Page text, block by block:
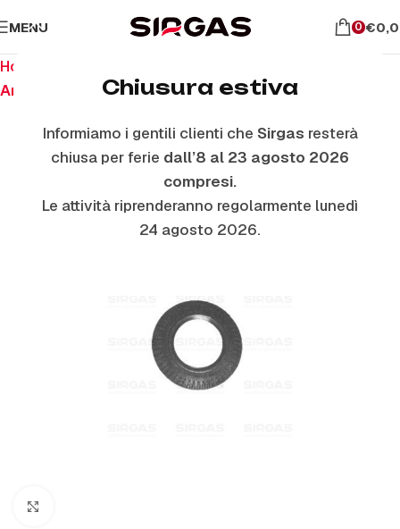
Chiusura estiva
Informiamo i gentili clienti che Sirgas resterà
chiusa per ferie dall’8 al 23 agosto 2026
compresi.
Le attività riprenderanno regolarmente lunedì
24 agosto 2026.
MENU 0 €
Home
Anelli E Piattelli Smaltati